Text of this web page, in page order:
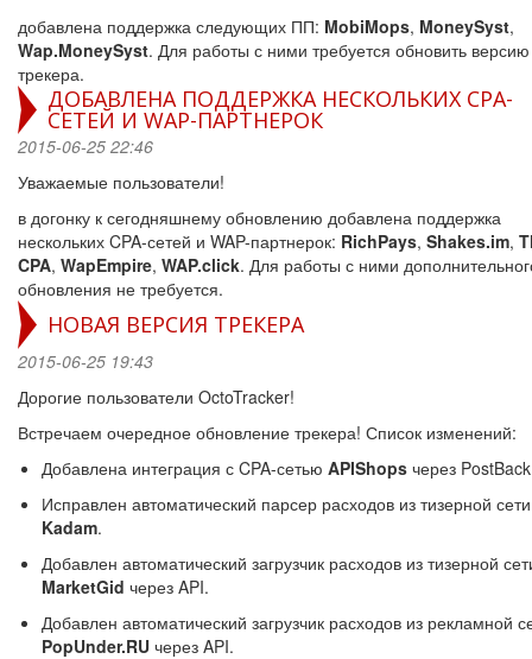
добавлена поддержка следующих ПП: MobiMops, MoneySyst,
Wap.MoneySyst. Для работы с ними требуется обновить версию
трекера.
ДОБАВЛЕНА ПОДДЕРЖКА НЕСКОЛЬКИХ CPA-
СЕТЕЙ И WAP-ПАРТНЕРОК
2015-06-25 22:46
Уважаемые пользователи!
в догонку к сегодняшнему обновлению добавлена поддержка
нескольких CPA-сетей и WAP-партнерок: RichPays, Shakes.im,
CPA, WapEmpire, WAP.click. Для работы с ними
обновления не требуется.
НОВАЯ ВЕРСИЯ ТРЕКЕРА
2015-06-25 19:43
Дорогие пользователи OctoTracker!
Встречаем очередное обновление трекера! Список изменений:
Добавлена интеграция с CPA-сетью APIShops через
Исправлен автоматический парсер расходов из тизерной сети
Kadam.
Добавлен автоматический загрузчик расходов из тизерной
MarketGid через API.
Добавлен автоматический загрузчик расходов из рекламной
PopUnder.RU через API.